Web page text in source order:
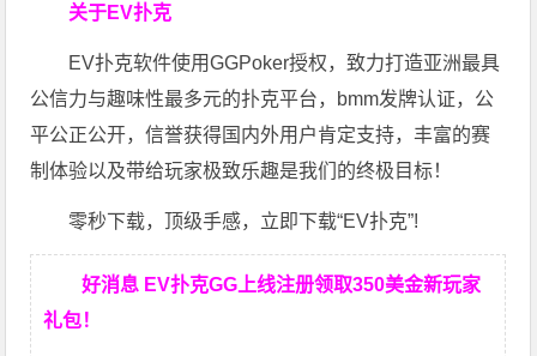
关于EV扑克
EV扑克软件使用GGPoker授权，致力打造亚洲最具
公信力与趣味性最多元的扑克平台，bmm发牌认证，公
平公正公开，信誉获得国内外用户肯定支持，丰富的赛
制体验以及带给玩家极致乐趣是我们的终极目标！
零秒下载，顶级手感，立即下载“EV扑克”!
好消息 EV扑克GG上线注册领取350美金新玩家
礼包！